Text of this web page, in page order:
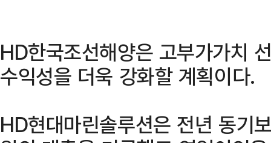
HD한국조선해양은 고부가가치
수익성을 더욱 강화할 계획이다.
HD현대마린솔루션은 전년 동